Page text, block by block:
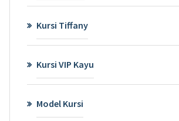
Kursi Tiffany
Kursi VIP Kayu
Model Kursi